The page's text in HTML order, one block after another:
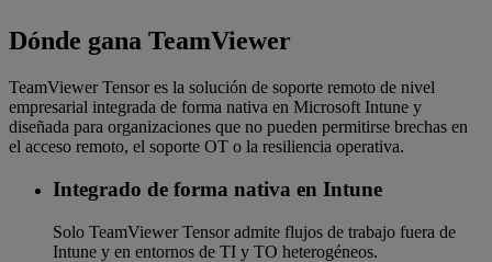
Dónde gana TeamViewer
TeamViewer Tensor es la solución de soporte remoto de nivel
empresarial integrada de forma nativa en Microsoft Intune y
diseñada para organizaciones que no pueden permitirse brechas en
el acceso remoto, el soporte OT o la resiliencia operativa.
Integrado de forma nativa en Intune
Solo TeamViewer Tensor admite flujos de trabajo fuera de
Intune y en entornos de TI y TO heterogéneos.